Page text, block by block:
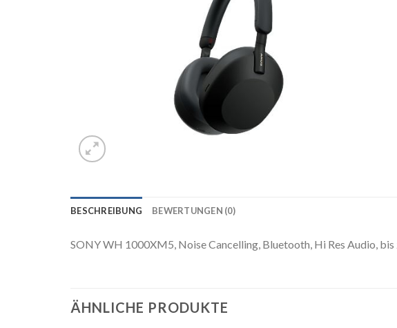
BESCHREIBUNG BEWERTUNGEN (0)
SONY WH 1000XM5, Noise Cancelling, Bluetooth, Hi Res Audio,
ÄHNLICHE PRODUKTE